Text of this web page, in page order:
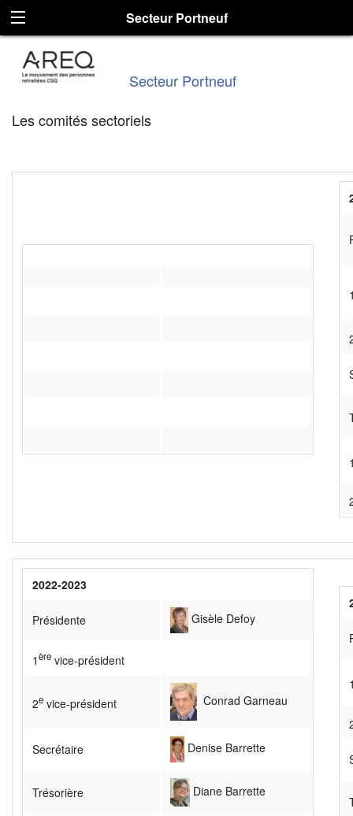
Secteur Portneuf
Secteur Portneuf
Les comités sectoriels
2022-2023
Présidente Gisèle Defoy
1ère vice-président
2e vice-président Conrad Garneau
Secrétaire Denise Barrette
Trésorière Diane Barrette